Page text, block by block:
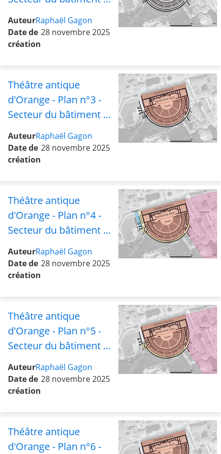
AuteurRaphaël Gagon
Date de
création
28 novembre 2025
Théâtre antique
d'Orange - Plan n°3 -
Secteur du bâtiment de
scène et de la cavea
AuteurRaphaël Gagon
Date de
création
28 novembre 2025
Théâtre antique
d'Orange - Plan n°4 -
Secteur du bâtiment de
scène et de la cavea
avec les abords est, les
rues sud et ouest, le
AuteurRaphaël Gagon
Date de
création
28 novembre 2025
Théâtre antique
d'Orange - Plan n°5 -
Secteur du bâtiment de
scène et de la cavea
avec la rue sud et les
abords est
AuteurRaphaël Gagon
Date de
création
28 novembre 2025
Théâtre antique
d'Orange - Plan n°6 -